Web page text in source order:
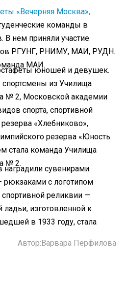
«Вечерняя Москва»,
команды в
В нем приняли участие
РГУНГ, РНИМУ, МАИ, РУДН.
МАИ.
юношей и девушек.
спортсмены из Училища
№ 2, Московской академии
спорта, спортивной
«Хлебниково»,
резерва «Юность
стала команда Училища
№ 2.
сувенирами
с логотипом
реликвии —
ладьи, изготовленной к
в 1933 году, стала
Автор: Варвара Перфилова